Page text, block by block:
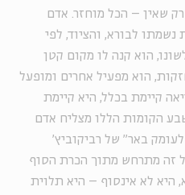
שאין – הכל מוחזר. אדם
נשמתו לבורא, והציוד, לפי
הוא קנה לו מקום קטן
הוא מפעיל אחרים ומופעל
קיימת בכלל, היא קיימת
הקומות הללו מצליח אדם
באר" של רביקוביץ'
זה מתרחש מתוך הכרת הסוף
היא לא אינסוף – היא תלוית